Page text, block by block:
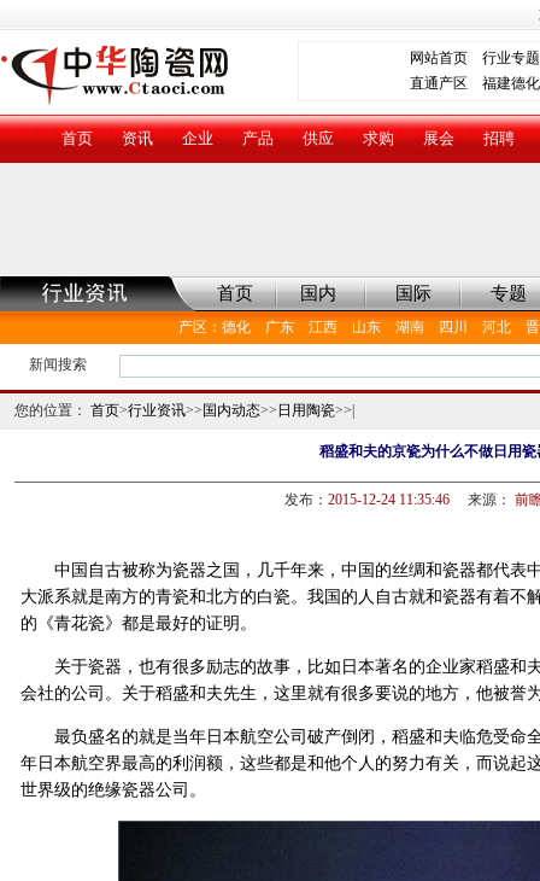
网站首页
行业专题
直通产区 福建德化
首页 资讯 企业 产品 供应 求购 展会 招聘
首页 国内 国际 专题
产区 ： 德化 广东 江西 山东 湖南 四川 河北
新闻搜索
您的位置： 首页>行业资讯>> 国内动态>> 日用陶瓷>>|
稻盛和夫的京瓷为什么不做日用
发布： 2015-12-24 11:35:46来源： 前
中国自古被称为瓷器之国，几千年来，中国的丝绸和瓷器都代表
大派系就是南方的青瓷和北方的白瓷。我国的人自古就和瓷器有着不
的《青花瓷》都是最好的证明。
关于瓷器，也有很多励志的故事，比如日本著名的企业家稻盛和
会社的公司。关于稻盛和夫先生，这里就有很多要说的地方，他被誉
最负盛名的就是当年日本航空公司破产倒闭，稻盛和夫临危受命
年日本航空界最高的利润额，这些都是和他个人的努力有关，而说起
世界级的绝缘瓷器公司。